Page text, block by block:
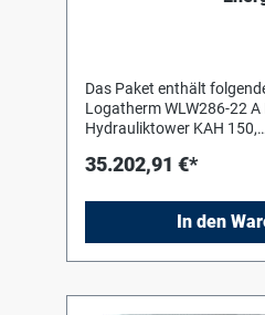
Das Paket enthält
Logatherm WLW286-22
Hydrauliktower KAH 150,
Ausdehnungsgefäß BU-H
Luftabscheider 1 1/4"
35.202,91 €*
In den